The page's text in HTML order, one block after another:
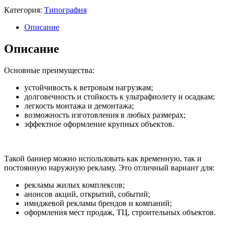
Категория: Типография
Описание
Описание
Основные преимущества:
устойчивость к ветровым нагрузкам;
долговечность и стойкость к ультрафиолету и осадкам;
легкость монтажа и демонтажа;
возможность изготовления в любых размерах;
эффектное оформление крупных объектов.
Такой баннер можно использовать как временную, так и
постоянную наружную рекламу. Это отличный вариант для:
рекламы жилых комплексов;
анонсов акций, открытий, событий;
имиджевой рекламы брендов и компаний;
оформления мест продаж, ТЦ, строительных объектов.